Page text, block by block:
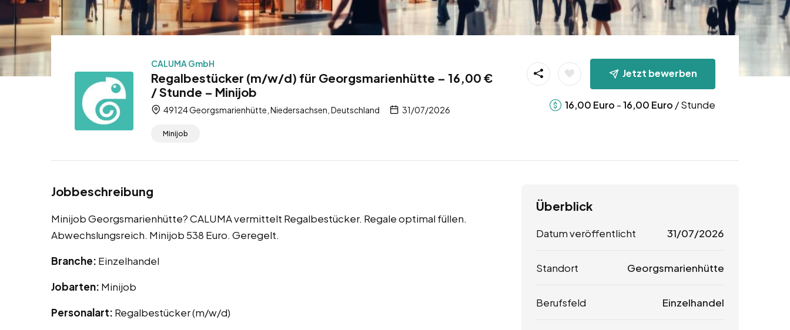
CALUMA GmbH
Regalbestücker (m/w/d) für Georgsmarienhütte – 16,00 €
/ Stunde – Minijob
49124 Georgsmarienhütte, Niedersachsen, Deutschland 31/07/2026
Minijob
Jetzt bewerben
16,00 Euro -16,00 Euro / Stunde
Jobbeschreibung
Minijob Georgsmarienhütte? CALUMA vermittelt Regalbestücker. Regale optimal füllen.
Abwechslungsreich. Minijob 538 Euro. Geregelt.
Branche: Einzelhandel
Jobarten: Minijob
Personalart: Regalbestücker (m/w/d)
Überblick
Datum veröffentlicht 31/07/2026
Standort Georgsmarienhütte
Berufsfeld Einzelhandel